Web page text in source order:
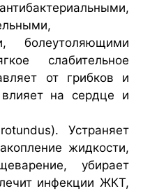
болеутоляющими
слабительное
от грибков и
на сердце и
Устраняет
жидкости,
убирает
инфекции ЖКТ,